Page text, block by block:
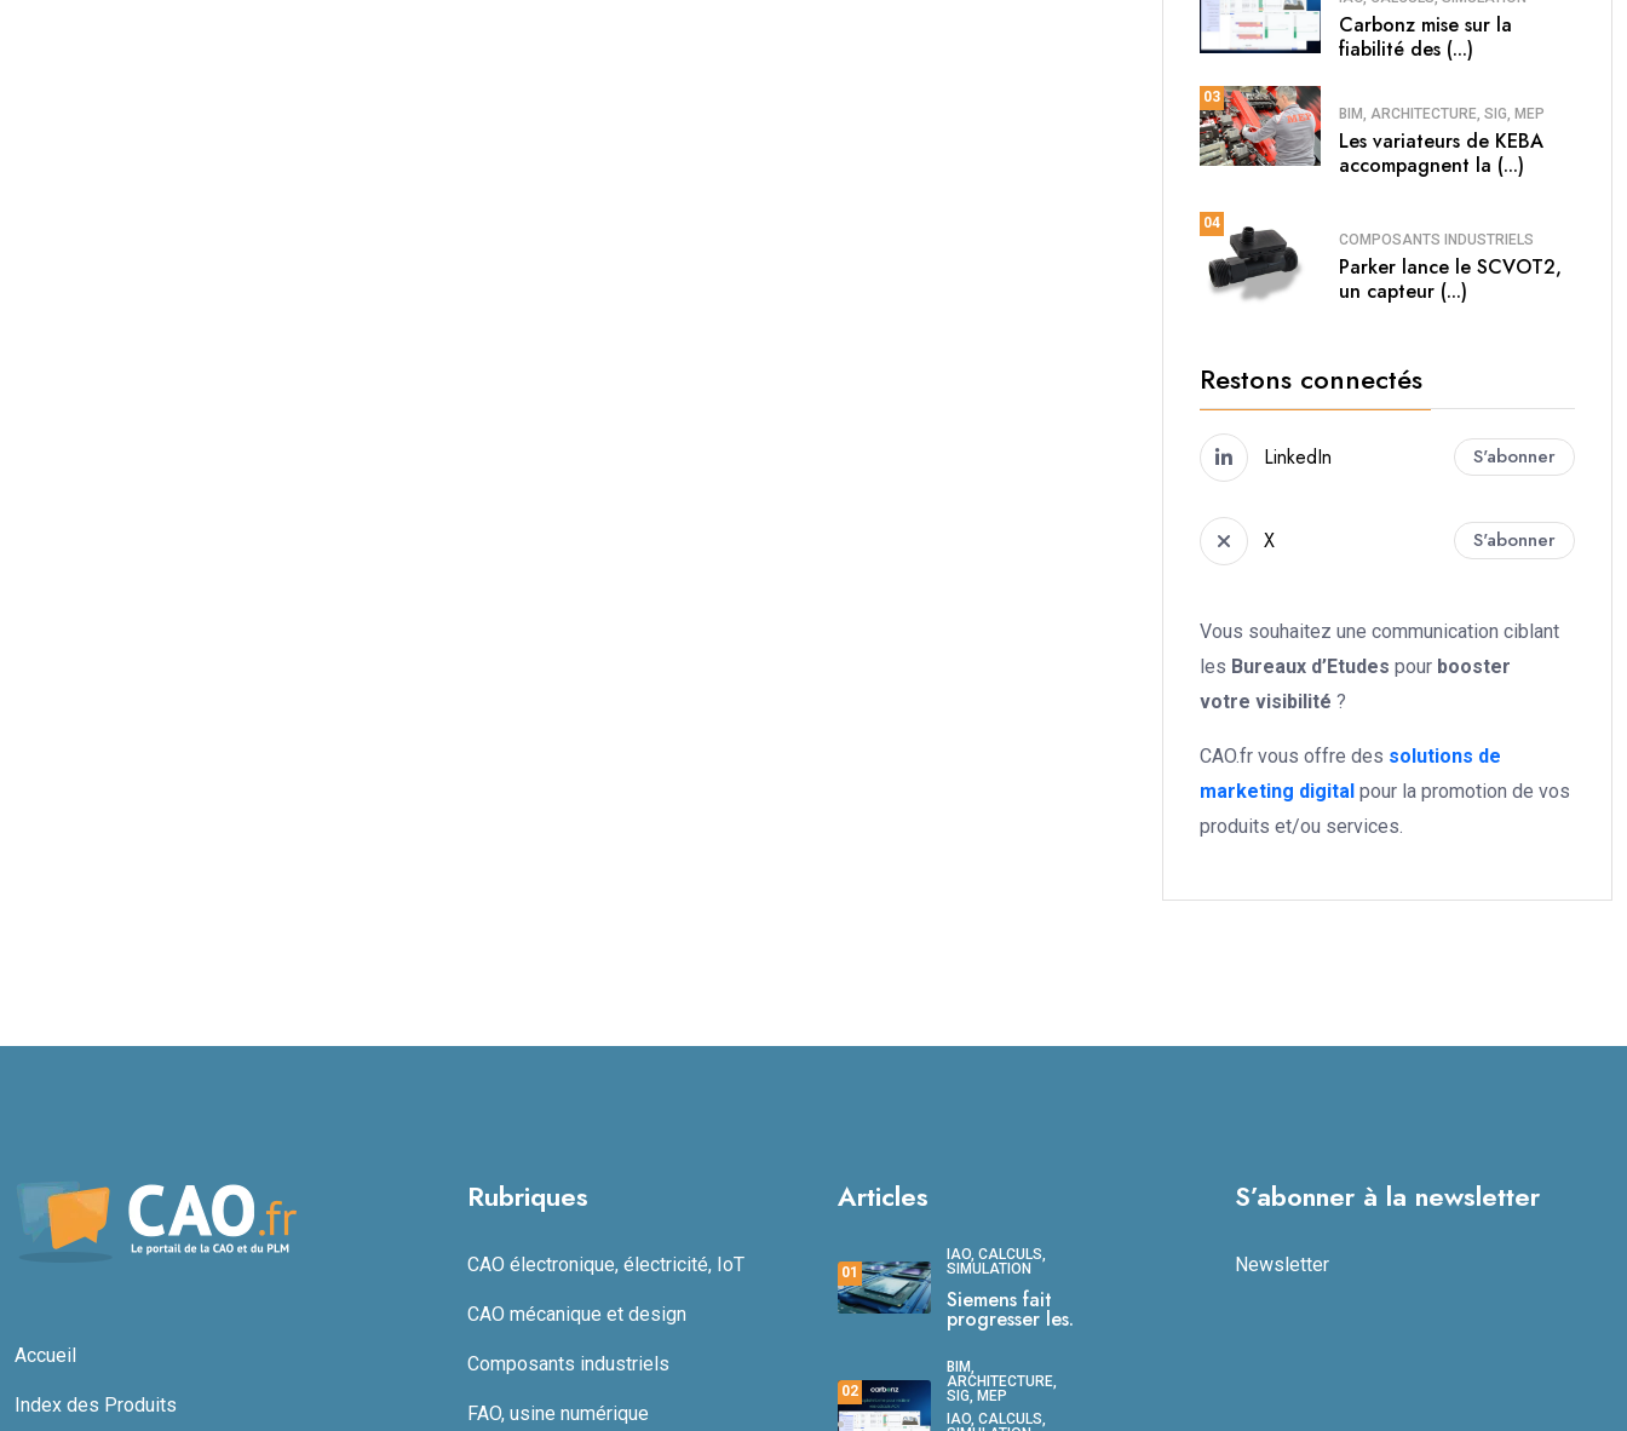
Carbonz mise sur la
fiabilité des (...)
03
BIM, ARCHITECTURE, SIG, MEP
Les variateurs de KEBA
accompagnent la (...)
04
COMPOSANTS INDUSTRIELS
Parker lance le SCVOT2,
un capteur (...)
Restons connectés
LinkedIn S'abonner
X S'abonner
Vous souhaitez une communication ciblant
les Bureaux d’Etudes pour booster
votre visibilité ?
CAO.fr vous offre des solutions de
marketing digital pour la promotion de vos
produits et/ou services.
Accueil
Index des Produits
Rubriques
CAO électronique, électricité, IoT
CAO mécanique et design
Composants industriels
FAO, usine numérique
Articles
01
IAO, CALCULS,
SIMULATION
Siemens fait
progresser les.
02
BIM,
ARCHITECTURE,
SIG, MEP
IAO, CALCULS,
S’abonner à la newsletter
Newsletter